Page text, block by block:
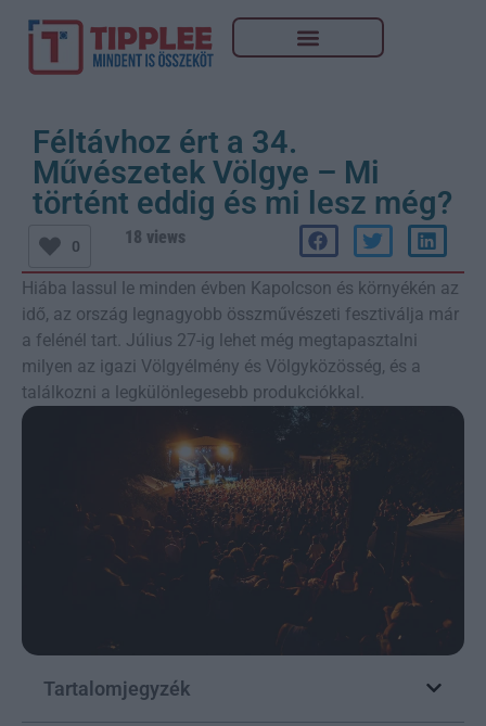
Féltávhoz ért a 34.
Művészetek Völgye – Mi
történt eddig és mi lesz még?
0 18 views
Hiába lassul le minden évben Kapolcson és környékén az
idő, az ország legnagyobb összművészeti fesztiválja már
a felénél tart. Július 27-ig lehet még megtapasztalni
milyen az igazi Völgyélmény és Völgyközösség, és a
találkozni a legkülönlegesebb produkciókkal.
Tartalomjegyzék